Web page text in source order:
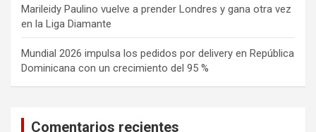
Marileidy Paulino vuelve a prender Londres y gana otra vez
en la Liga Diamante
Mundial 2026 impulsa los pedidos por delivery en República
Dominicana con un crecimiento del 95 %
Comentarios recientes